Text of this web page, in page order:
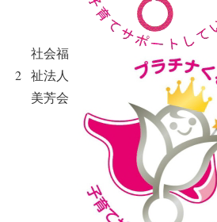
2
社会福
祉法人
美芳会